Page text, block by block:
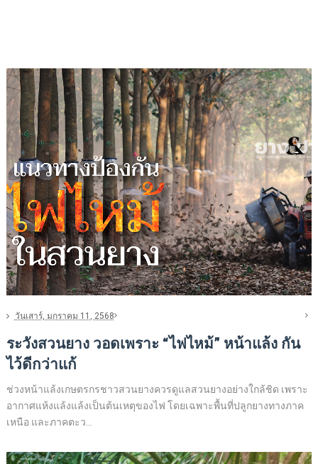
วันเสาร์, มกราคม 11, 2568
ระวังสวนยาง วอดเพราะ “ไฟไหม้” หน้าแล้ง กัน
ไว้ดีกว่าแก้
ช่วงหน้าแล้งเกษตรกรชาวสวนยางควรดูแลสวนยางอย่างใกล้ชิด เพราะ
อากาศแห้งแล้งแล้งเป็นต้นเหตุของไฟ โดยเฉพาะพื้นที่ปลูกยางทางภาค
เหนือ และภาคตะว...